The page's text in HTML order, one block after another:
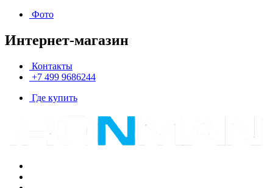
Фото
Интернет-магазин
Контакты
+7 499 9686244
Где купить